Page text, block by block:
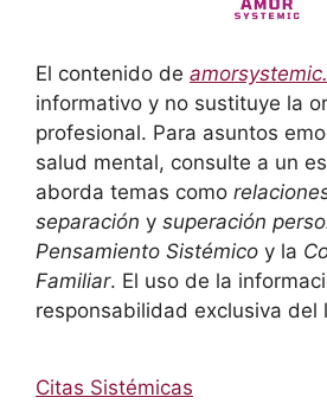
El contenido de
informativo y no sustituye la
profesional. Para asuntos
salud mental, consulte a un
aborda temas como
separación y superación
Pensamiento Sistémico y la
Familiar. El uso de la
responsabilidad exclusiva del
Citas Sistémicas